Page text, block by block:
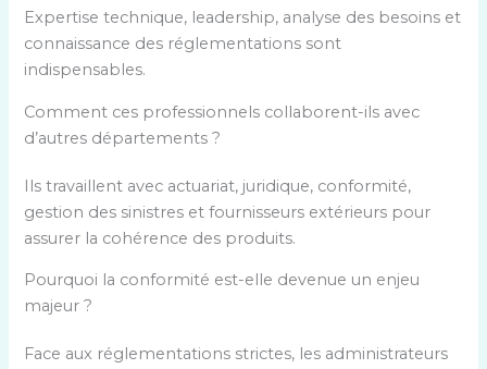
Expertise technique, leadership, analyse des besoins et
connaissance des réglementations sont
indispensables.
Comment ces professionnels collaborent-ils avec
d’autres départements ?
Ils travaillent avec actuariat, juridique, conformité,
gestion des sinistres et fournisseurs extérieurs pour
assurer la cohérence des produits.
Pourquoi la conformité est-elle devenue un enjeu
majeur ?
Face aux réglementations strictes, les administrateurs